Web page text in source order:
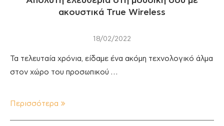
ακουστικά True Wireless
18/02/2022
Τα τελευταία χρόνια, είδαμε ένα ακόμη τεχνολογικό άλμα
στον χώρο του προσωπικού …
Περισσότερα